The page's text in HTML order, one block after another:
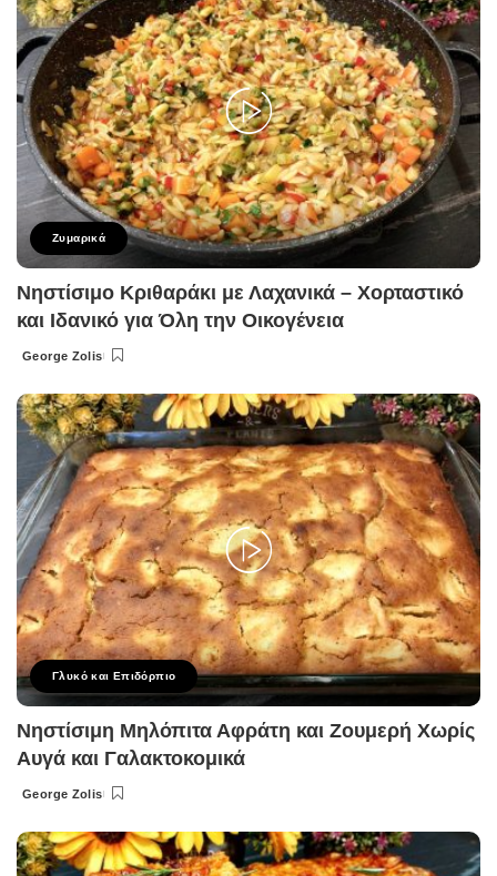
Ζυμαρικά
Νηστίσιμο Κριθαράκι με Λαχανικά – Χορταστικό
και Ιδανικό για Όλη την Οικογένεια
Posted
George Zolis
Γλυκό και Επιδόρπιο
Νηστίσιμη Μηλόπιτα Αφράτη και Ζουμερή Χωρίς
Αυγά και Γαλακτοκομικά
Posted
George Zolis